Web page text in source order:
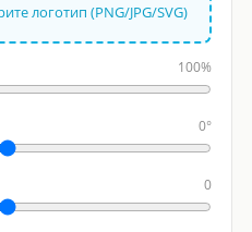
логотип (PNG/JPG/SVG)
100%
0°
0